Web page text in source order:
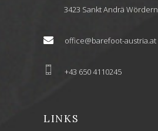
3423 Sankt Andrä Wördern
office@barefoot-austria.at
+43 650 4110245
LINKS